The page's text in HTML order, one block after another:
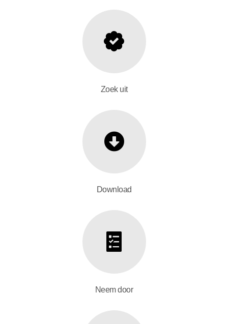
Zoek uit
Download
Neem door